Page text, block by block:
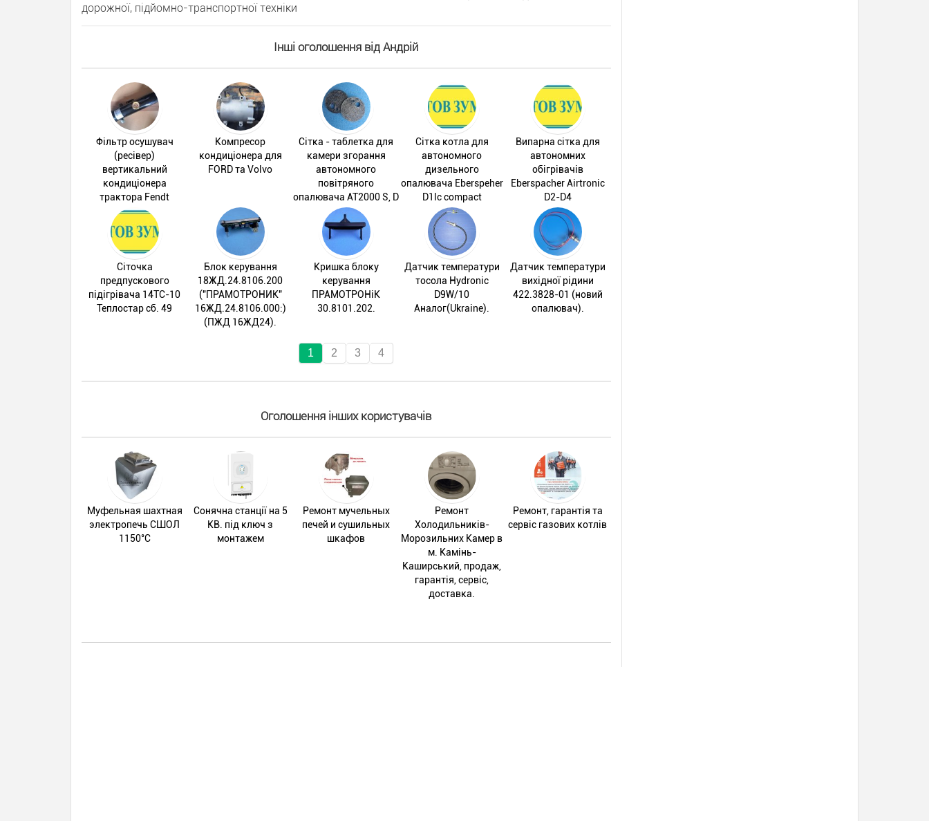
дорожної, підйомно-транспортної техніки
Інші оголошення від Андрій
Фільтр осушувач
(ресівер)
вертикальний
кондиціонера
трактора Fendt
Компресор
кондиціонера для
FORD та Volvo
Сітка - таблетка для
камери згорання
автономного
повітряного
опалювача AT2000 S, D
Сітка котла для
автономного
дизельного
опалювача Eberspeher
D1lc compact
Випарна сітка для
автономних
обігрівачів
Eberspacher Airtronic
D2-D4
Сіточка
предпускового
підігрівача 14ТС-10
Теплостар сб. 49
Блок керування
18ЖД.24.8106.200
("ПРАМОТРОНИК"
16ЖД.24.8106.000:)
(ПЖД 16ЖД24).
Кришка блоку
керування
ПРАМОТРОНіК
30.8101.202.
Датчик температури
тосола Hydronic
D9W/10
Аналог(Ukraine).
Датчик температури
вихідної рідини
422.3828-01 (новий
опалювач).
1 2 3 4
Оголошення інших користувачів
Муфельная шахтная
электропечь СШОЛ
1150°С
Сонячна станції на 5
КВ. під ключ з
монтажем
Ремонт мучельных
печей и сушильных
шкафов
Ремонт
Холодильників-
Морозильних Камер в
м. Камінь-
Каширський, продаж,
гарантія, сервіс,
доставка.
Ремонт, гарантія та
сервіс газових котлів